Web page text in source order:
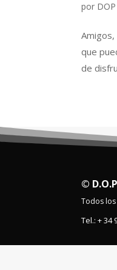
por
que
de
©
Todos
Tel.: + 34